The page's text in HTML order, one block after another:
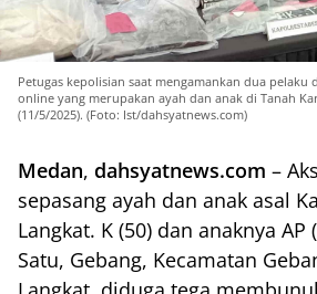
Petugas kepolisian saat mengamankan dua
online yang merupakan ayah dan anak di Tanah
(11/5/2025). (Foto: Ist/dahsyatnews.com)
Medan, dahsyatnews.com –
sepasang ayah dan anak asal
Langkat. K (50) dan anaknya AP
Satu, Gebang, Kecamatan